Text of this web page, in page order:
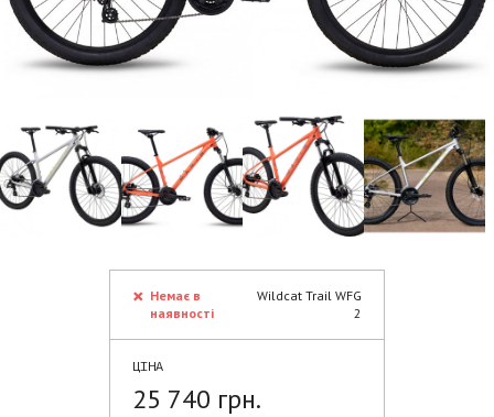
Немає в
наявності
Wildcat Trail WFG
2
ЦІНА
25 740 грн.